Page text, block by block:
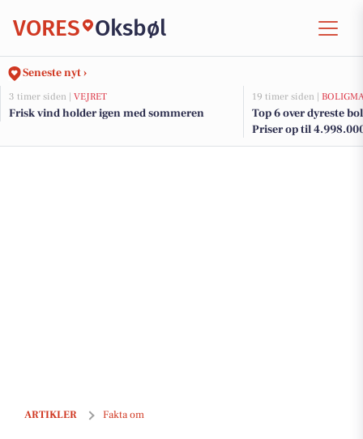
VORES Oksbøl
Seneste nyt ›
3 timer siden | VEJRET
Frisk vind holder igen med sommeren
19 timer siden |
Top 6 over dyreste
Priser op til
ARTIKLER Fakta om
Huspriserne går op i Varde Kommune